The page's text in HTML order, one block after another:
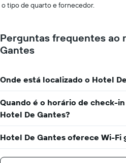
o tipo de quarto e fornecedor.
Perguntas frequentes ao
Gantes
Onde está localizado o Hotel
Quando é o horário de check-
Hotel De Gantes?
Hotel De Gantes oferece Wi-Fi